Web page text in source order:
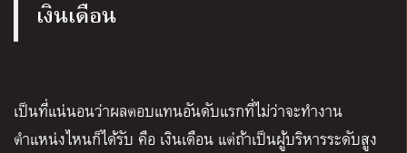
เงินเดือน
เป็นที่แน่นอนว่าผลตอบแทนอันดับแรกที่ไม่ว่าจะทำงาน
ตำแหน่งไหนก็ได้รับ คือ เงินเดือน แต่ถ้าเป็นผู้บริหารระดับสูง